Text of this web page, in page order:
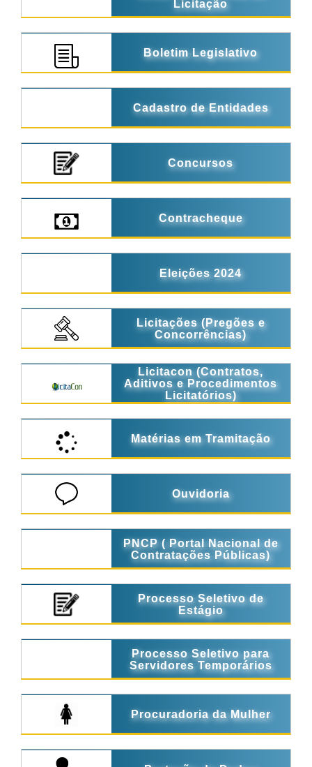
Licitação
Boletim Legislativo
Cadastro de Entidades
Concursos
Contracheque
Eleições 2024
Licitações (Pregões e
Concorrências)
Licitacon (Contratos,
Aditivos e Procedimentos
Licitatórios)
Matérias em Tramitação
Ouvidoria
PNCP ( Portal Nacional de
Contratações Públicas)
Processo Seletivo de
Estágio
Processo Seletivo para
Servidores Temporários
Procuradoria da Mulher